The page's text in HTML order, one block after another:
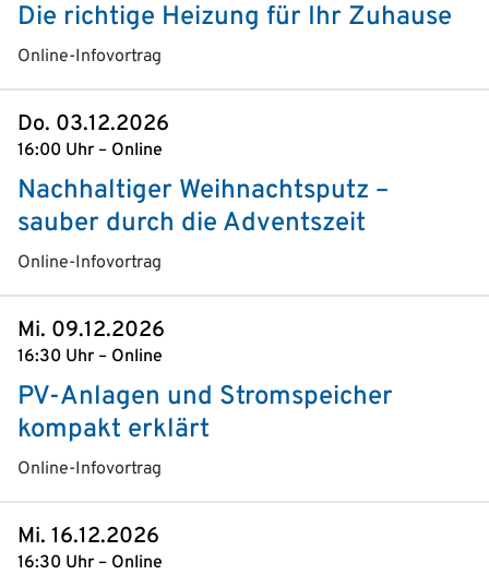
Die richtige Heizung für Ihr Zuhause
Online-Infovortrag
Do. 03.12.2026
16:00 Uhr – Online
Nachhaltiger Weihnachtsputz –
sauber durch die Adventszeit
Online-Infovortrag
Mi. 09.12.2026
16:30 Uhr – Online
PV-Anlagen und Stromspeicher
kompakt erklärt
Online-Infovortrag
Mi. 16.12.2026
16:30 Uhr – Online